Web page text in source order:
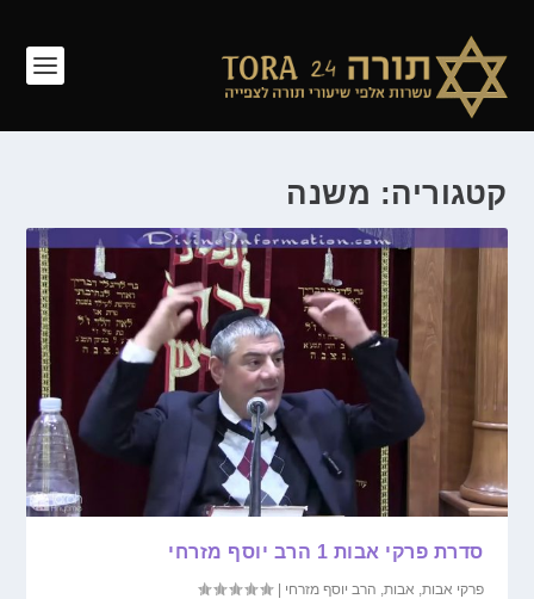
קטגוריה: משנה
סדרת פרקי אבות 1 הרב יוסף מזרחי
פרקי אבות אבות הרב יוסף מזרחי |